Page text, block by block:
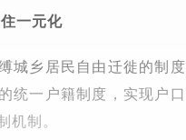
一元化
城乡居民自由迁徙的制
统一户籍制度，实现户
机制。